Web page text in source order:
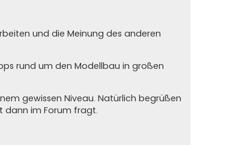
und die Meinung des anderen
rund um den Modellbau in großen
gewissen Niveau. Natürlich begrüßen
dann im Forum fragt.